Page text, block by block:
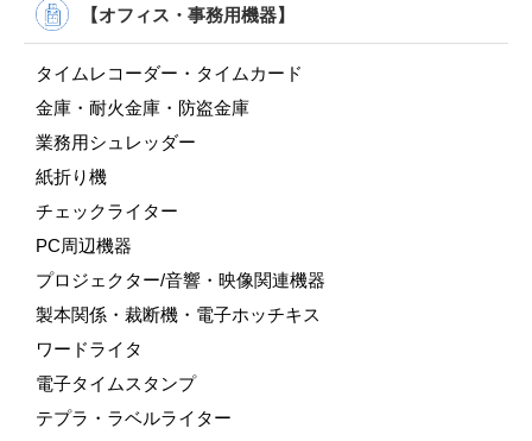
【オフィス・事務用機器】
タイムレコーダー・タイムカード
金庫・耐火金庫・防盗金庫
業務用シュレッダー
紙折り機
チェックライター
PC周辺機器
プロジェクター/音響・映像関連機器
製本関係・裁断機・電子ホッチキス
ワードライタ
電子タイムスタンプ
テプラ・ラベルライター